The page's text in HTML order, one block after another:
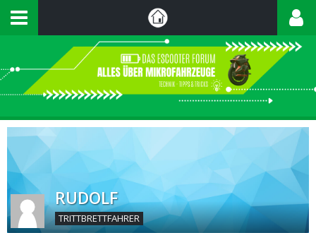
RUDOLF
TRITTBRETTFAHRER